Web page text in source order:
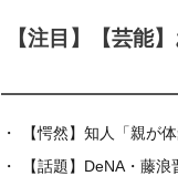
【注目】【芸能
【愕然】知人「親が
【話題】DeNA・藤